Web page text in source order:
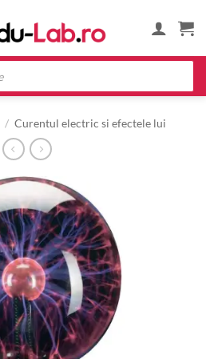
/ Curentul electric si efectele lui